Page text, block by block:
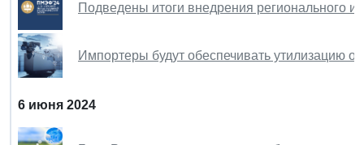
Подведены итоги внедрения регионального
Импортеры будут обеспечивать утилизацию
6 июня 2024